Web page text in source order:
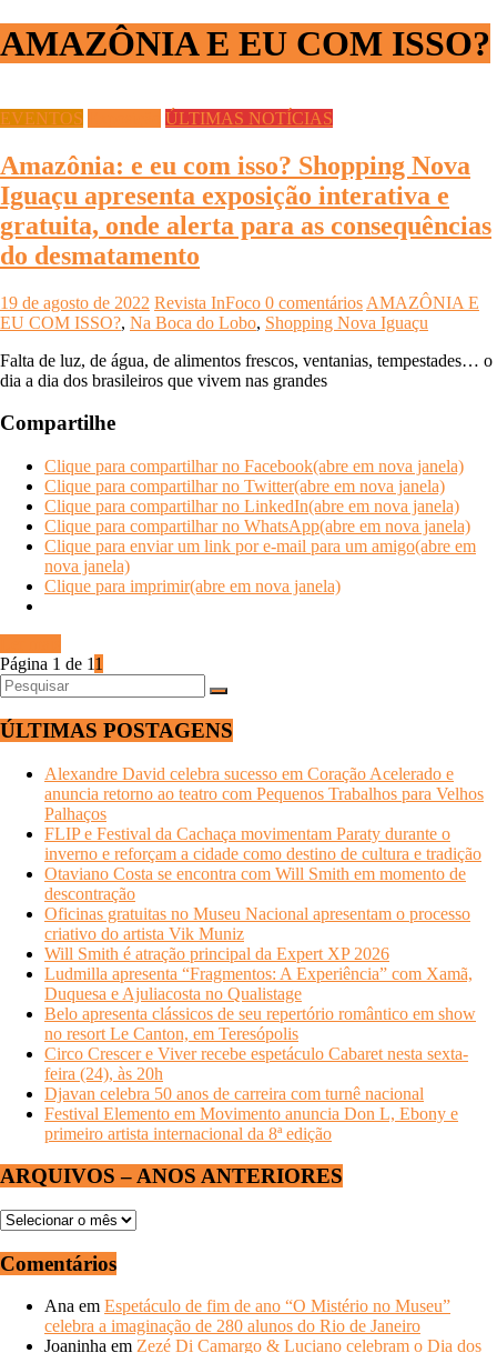
AMAZÔNIA E EU COM ISSO?
EVENTOS ÚLTIMAS NOTÍCIAS
Amazônia: e eu com isso? Shopping Nova
Iguaçu apresenta exposição interativa e
gratuita, onde alerta para as consequências
do desmatamento
19 de agosto de 2022 Revista InFoco 0 comentários AMAZÔNIA E
EU COM ISSO?, Na Boca do Lobo, Shopping Nova Iguaçu
Falta de luz, de água, de alimentos frescos, ventanias, tempestades… o
dia a dia dos brasileiros que vivem nas grandes
Compartilhe
Clique para compartilhar no Facebook(abre em nova janela)
Clique para compartilhar no Twitter(abre em nova janela)
Clique para compartilhar no LinkedIn(abre em nova janela)
Clique para compartilhar no WhatsApp(abre em nova janela)
Clique para enviar um link por e-mail para um amigo(abre em
nova janela)
Clique para imprimir(abre em nova janela)
Página 1 de 11
ÚLTIMAS POSTAGENS
Alexandre David celebra sucesso em Coração Acelerado e
anuncia retorno ao teatro com Pequenos Trabalhos para Velhos
Palhaços
FLIP e Festival da Cachaça movimentam Paraty durante o
inverno e reforçam a cidade como destino de cultura e tradição
Otaviano Costa se encontra com Will Smith em momento de
descontração
Oficinas gratuitas no Museu Nacional apresentam o processo
criativo do artista Vik Muniz
Will Smith é atração principal da Expert XP 2026
Ludmilla apresenta “Fragmentos: A Experiência” com Xamã,
Duquesa e Ajuliacosta no Qualistage
Belo apresenta clássicos de seu repertório romântico em show
no resort Le Canton, em Teresópolis
Circo Crescer e Viver recebe espetáculo Cabaret nesta sexta-
feira (24), às 20h
Djavan celebra 50 anos de carreira com turnê nacional
Festival Elemento em Movimento anuncia Don L, Ebony e
primeiro artista internacional da 8ª edição
ARQUIVOS – ANOS ANTERIORES
ARQUIVOS
ANOS
ANTERIORES
Comentários
Ana em Espetáculo de fim de ano “O Mistério no Museu”
celebra a imaginação de 280 alunos do Rio de Janeiro
Joaninha em Zezé Di Camargo & Luciano celebram o Dia dos